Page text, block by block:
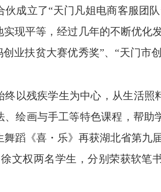
伙成立了“天门凡姐电商客服团
现平等，经过几年的不断优化
业扶贫大赛优秀奖”、“天门市
以残疾学生为中心，从生活照
绘画与手工等特色课程，帮
蹈《喜・乐》再获湖北省第
文权两名学生，分别荣获软